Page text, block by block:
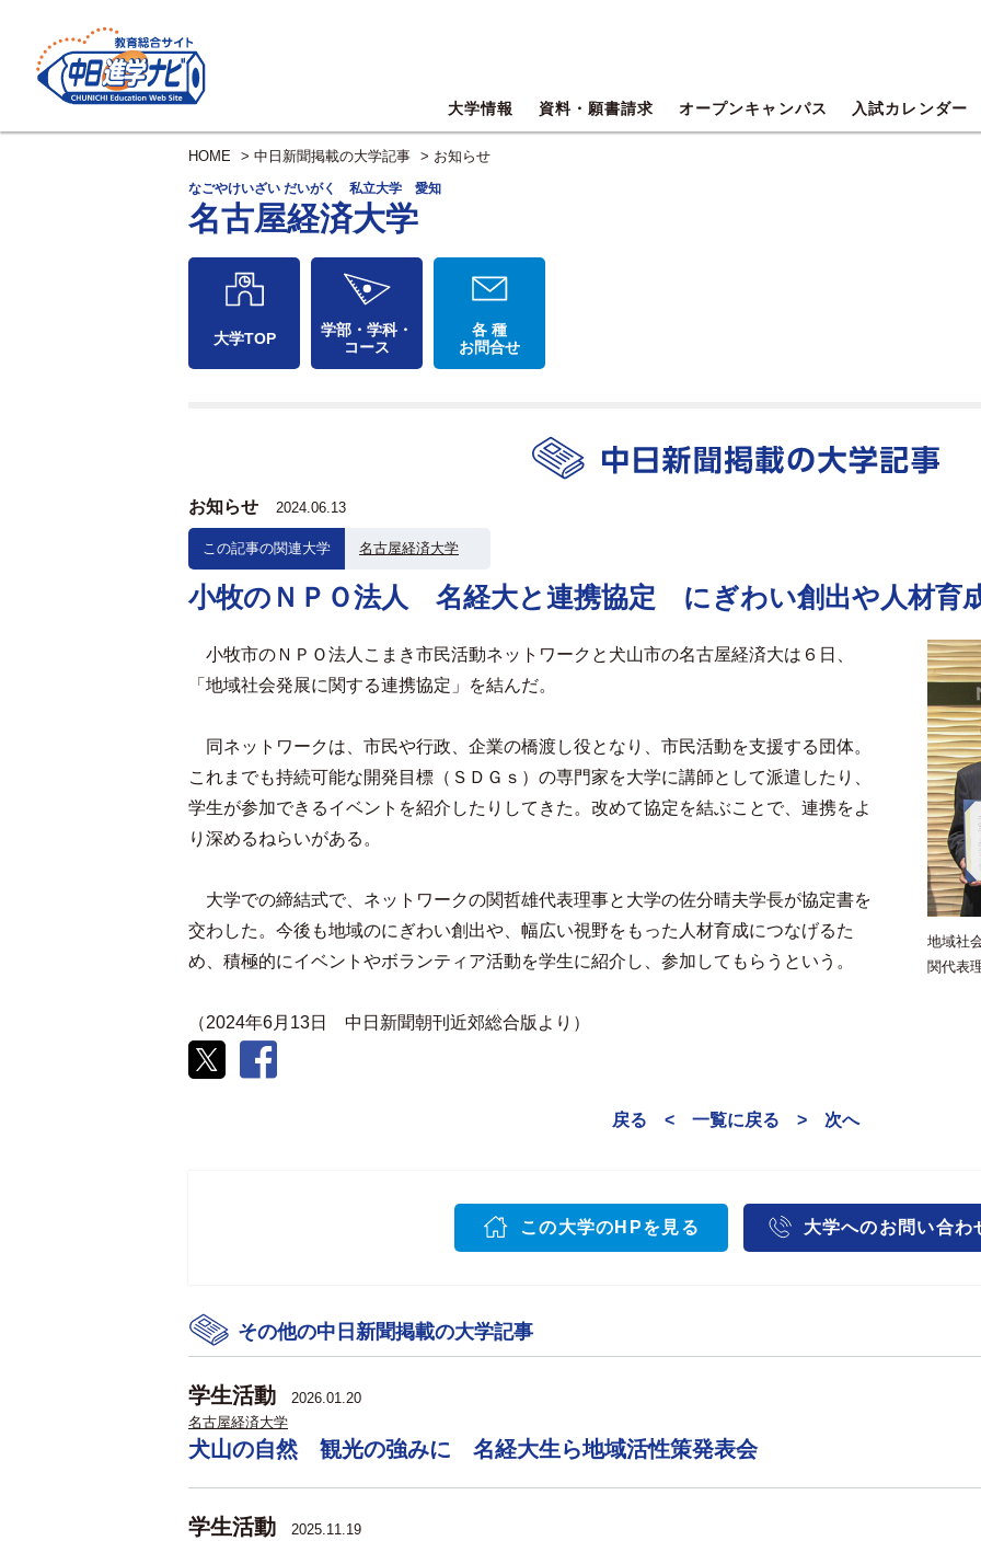
大学情報 資料・願書請求 オープンキャンパス 入試カレンダー
HOME > 中日新聞掲載の大学記事 > お知らせ
なごやけいざい だいがく 私立大学 愛知
名古屋経済大学
大学TOP
学部・学科・
コース
各 種
お問合せ
お知らせ 2024.06.13
この記事の関連大学 名古屋経済大学
小牧のＮＰＯ法人 名経大と連携協定 にぎわい創出や人材育
地域社
関代表
小牧市のＮＰＯ法人こまき市民活動ネットワークと犬山市の名古屋経済大は６日、
「地域社会発展に関する連携協定」を結んだ。
同ネットワークは、市民や行政、企業の橋渡し役となり、市民活動を支援する団体。
これまでも持続可能な開発目標（ＳＤＧｓ）の専門家を大学に講師として派遣したり、
学生が参加できるイベントを紹介したりしてきた。改めて協定を結ぶことで、連携をよ
り深めるねらいがある。
大学での締結式で、ネットワークの関哲雄代表理事と大学の佐分晴夫学長が協定書を
交わした。今後も地域のにぎわい創出や、幅広い視野をもった人材育成につなげるた
め、積極的にイベントやボランティア活動を学生に紹介し、参加してもらうという。
（2024年6月13日 中日新聞朝刊近郊総合版より）
戻る < 一覧に戻る > 次へ
この大学のHPを見る 大学へのお問い合わ
その他の中日新聞掲載の大学記事
学生活動
2026.01.20
名古屋経済大学
犬山の自然 観光の強みに 名経大生ら地域活性策発表会
学生活動
2025.11.19